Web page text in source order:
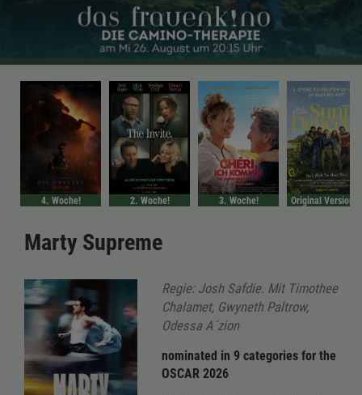
4. Woche! 2. Woche! 3. Woche!
Marty Supreme
Regie: Josh Safdie. Mit Timothee
Chalamet, Gwyneth Paltrow,
Odessa A´zion
nominated in 9 categories for the
OSCAR 2026